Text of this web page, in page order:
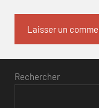
Rechercher